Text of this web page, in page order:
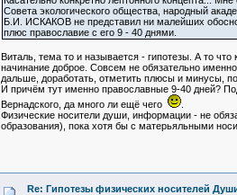
Совета экологического общества, народный
Б.И. ИСКАКОВ не представил ни малейших
плюс православие с его 9 - 40 днями.
Виталь, тема то и называется - гипотезы. А то
начинание доброе. Совсем не обязательно
дальше, доработать, отметить плюсы и минусы,
И причём тут именно православные 9-40 дней?
Вернадского, да много ли ещё чего
.
Физические носители души, информации - не
образования), пока хотя бы с матерьяльными
Re: Гипотезы физических носителей